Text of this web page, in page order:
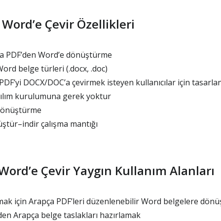
Çevir Özellikleri
PDF’den Word’e dönüştürme
belge türleri (.docx, .doc)
DOCX/DOC’a çevirmek isteyen kullanıcılar için
kurulumuna gerek yoktur
çalışma mantığı
Çevir Yaygın Kullanım Alanları
için Arapça PDF’leri düzenlenebilir Word belgelere
Arapça belge taslakları hazırlamak